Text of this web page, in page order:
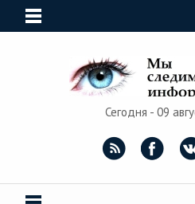
Сегодня - 09